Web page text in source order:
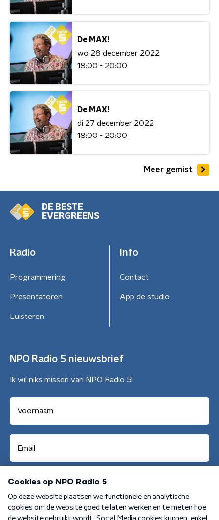
De MAX!
wo 28 december 2022
18:00 - 20:00
De MAX!
di 27 december 2022
18:00 - 20:00
Meer gemist
DE BESTE
EVERGREENS
Radio
Programmering
Presentatoren
Luisteren
Info
Contact
App de studio
NPO Radio 5 nieuwsbrief
Ik wil niks missen van NPO Radio 5!
Aanmelden